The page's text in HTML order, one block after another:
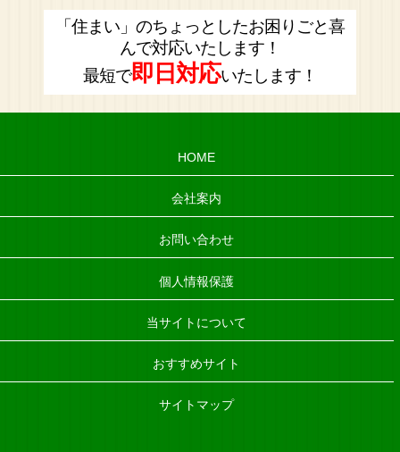
「住まい」のちょっとしたお困りごと喜
んで対応いたします！
最短で即日対応いたします！
HOME
会社案内
お問い合わせ
個人情報保護
当サイトについて
おすすめサイト
サイトマップ